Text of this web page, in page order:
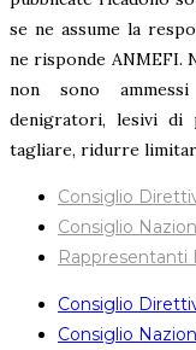
se ne assume la
ne risponde ANMEFI.
non sono
denigratori, lesivi di
tagliare, ridurre
Consiglio
Consiglio
Rappresentanti
Consiglio
Consiglio